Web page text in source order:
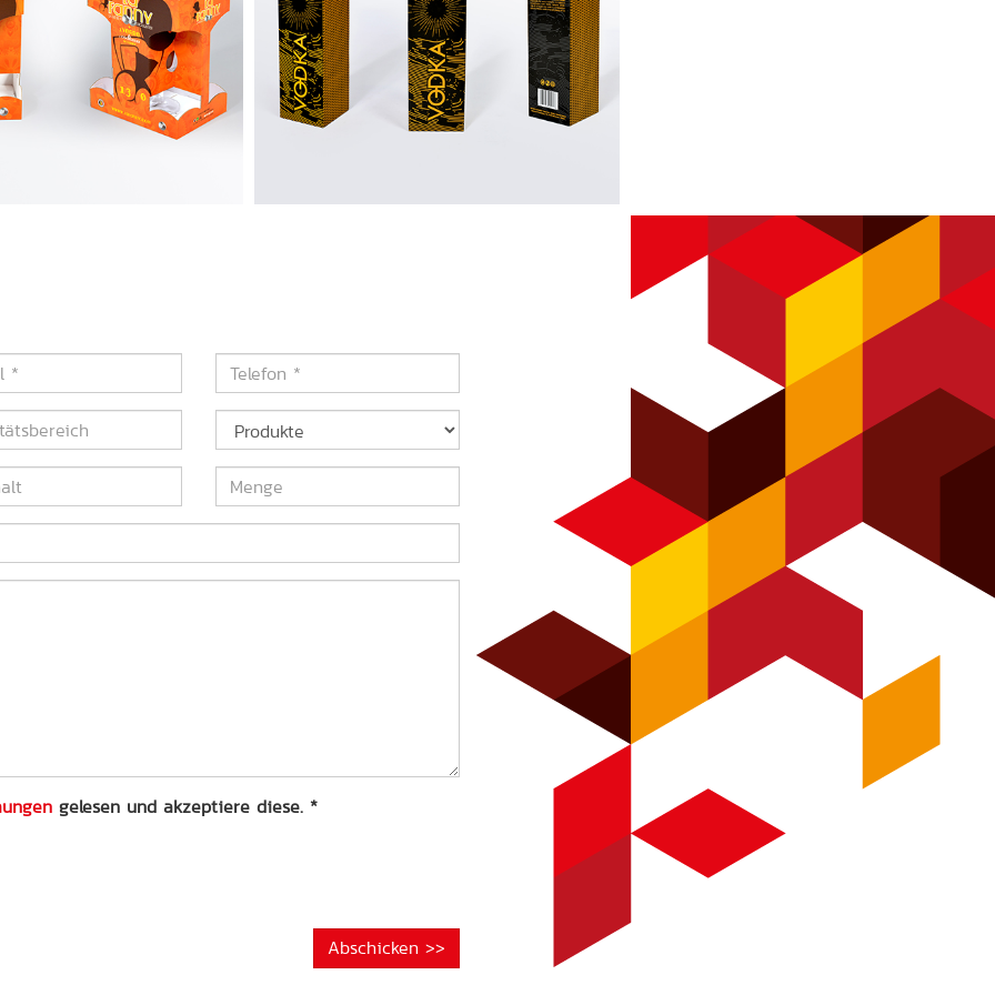
Telefon
*
Produkte
Menge
gelesen und akzeptiere diese. *
Abschicken >>